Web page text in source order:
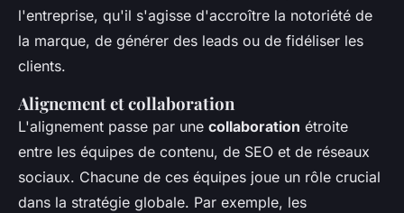
l'entreprise, qu'il s'agisse d'accroître la notoriété de
la marque, de générer des leads ou de fidéliser les
clients.
Alignement et collaboration
L'alignement passe par une collaboration étroite
entre les équipes de contenu, de SEO et de réseaux
sociaux. Chacune de ces équipes joue un rôle crucial
dans la stratégie globale. Par exemple, les